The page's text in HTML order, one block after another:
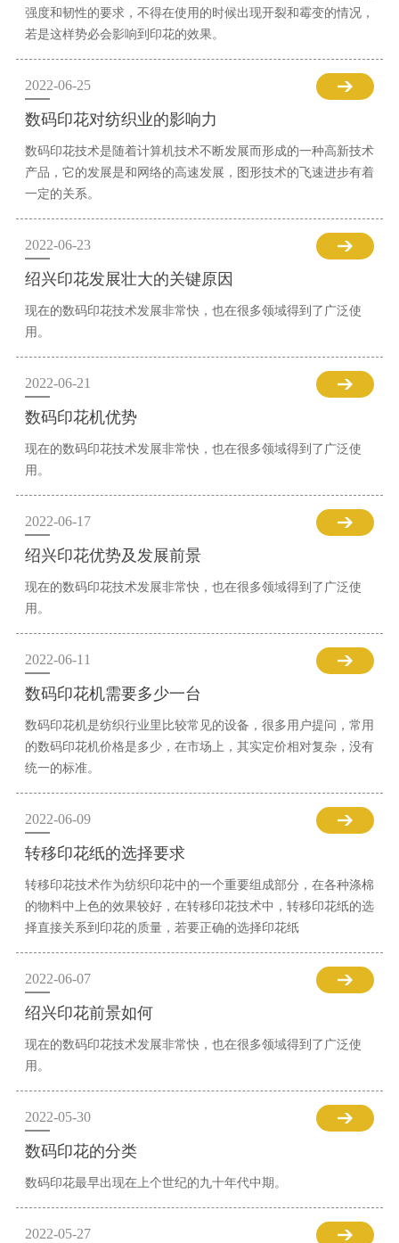
强度和韧性的要求，不得在使用的时候出现开裂和霉变的情况，
若是这样势必会影响到印花的效果。
2022-06-25
数码印花对纺织业的影响力
数码印花技术是随着计算机技术不断发展而形成的一种高新技术
产品，它的发展是和网络的高速发展，图形技术的飞速进步有着
一定的关系。
2022-06-23
绍兴印花发展壮大的关键原因
现在的数码印花技术发展非常快，也在很多领域得到了广泛使
用。
2022-06-21
数码印花机优势
现在的数码印花技术发展非常快，也在很多领域得到了广泛使
用。
2022-06-17
绍兴印花优势及发展前景
现在的数码印花技术发展非常快，也在很多领域得到了广泛使
用。
2022-06-11
数码印花机需要多少一台
数码印花机是纺织行业里比较常见的设备，很多用户提问，常用
的数码印花机价格是多少，在市场上，其实定价相对复杂，没有
统一的标准。
2022-06-09
转移印花纸的选择要求
转移印花技术作为纺织印花中的一个重要组成部分，在各种涤棉
的物料中上色的效果较好，在转移印花技术中，转移印花纸的选
择直接关系到印花的质量，若要正确的选择印花纸
2022-06-07
绍兴印花前景如何
现在的数码印花技术发展非常快，也在很多领域得到了广泛使
用。
2022-05-30
数码印花的分类
数码印花最早出现在上个世纪的九十年代中期。
2022-05-27